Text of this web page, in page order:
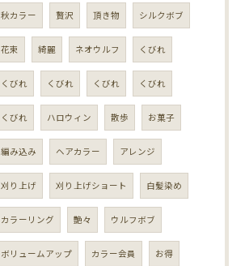
秋カラー 贅沢 頂き物 シルクボブ
花束 綺麗 ネオウルフ くびれ
くびれ くびれ くびれ くびれ
くびれ ハロウィン 散歩 お菓子
編み込み ヘアカラー アレンジ
刈り上げ 刈り上げショート 白髪染め
カラーリング 艶々 ウルフボブ
ボリュームアップ カラー会員 お得